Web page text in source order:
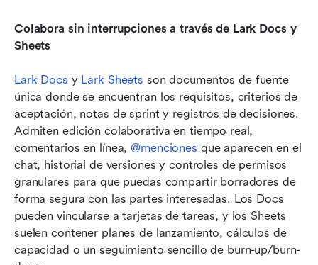
Colabora sin interrupciones a través de Lark Docs y
Sheets
Lark Docs y Lark Sheets son documentos de fuente
única donde se encuentran los requisitos, criterios de
aceptación, notas de sprint y registros de decisiones.
Admiten edición colaborativa en tiempo real,
comentarios en línea, @menciones que aparecen en el
chat, historial de versiones y controles de permisos
granulares para que puedas compartir borradores de
forma segura con las partes interesadas. Los Docs
pueden vincularse a tarjetas de tareas, y los Sheets
suelen contener planes de lanzamiento, cálculos de
capacidad o un seguimiento sencillo de burn-up/burn-